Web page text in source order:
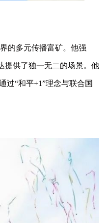
的多元传播富矿。他强
提供了独一无二的场景。他
过“和平+1”理念与联合国